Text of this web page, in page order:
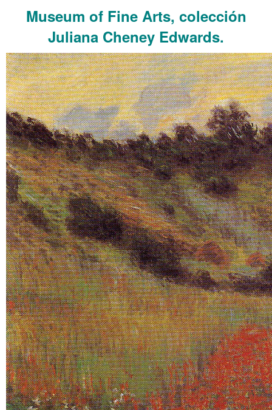
Museum of Fine Arts, colección
Juliana Cheney Edwards.